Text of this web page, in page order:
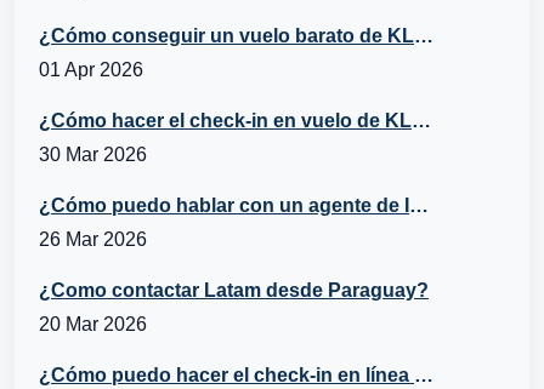
¿Cómo conseguir un vuelo barato de KLM a España?
01 Apr 2026
¿Cómo hacer el check-in en vuelo de KLM?
30 Mar 2026
¿Cómo puedo hablar con un agente de Iberia desde Belice?
26 Mar 2026
¿Como contactar Latam desde Paraguay?
20 Mar 2026
¿Cómo puedo hacer el check-in en línea con Turkish Airlines?